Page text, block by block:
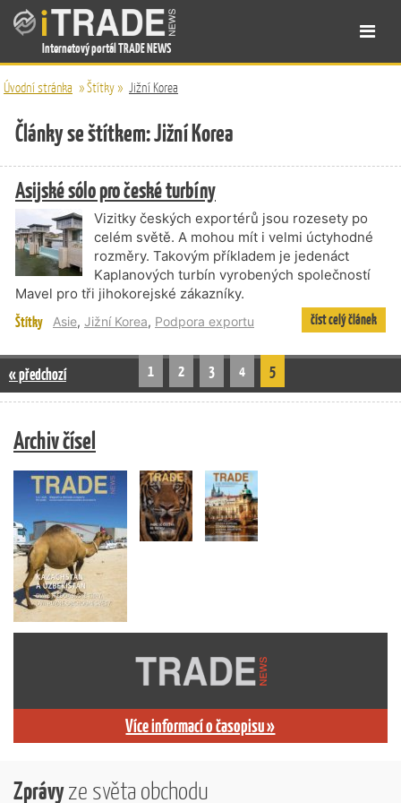
Internetový portál TRADE NEWS
Úvodní stránka »Štítky» Jižní Korea
Články se štítkem: Jižní Korea
Asijské sólo pro české turbíny
Vizitky českých exportérů jsou rozesety po
celém světě. A mohou mít i velmi úctyhodné
rozměry. Takovým příkladem je jedenáct
Kaplanových turbín vyrobených společností
Mavel pro tři jihokorejské zákazníky.
Štítky Asie, Jižní Korea, Podpora exportu číst celý článek
« předchozí 1 2 3 4 5
Archiv čísel
Více informací o časopisu »
Zprávyze světa obchodu